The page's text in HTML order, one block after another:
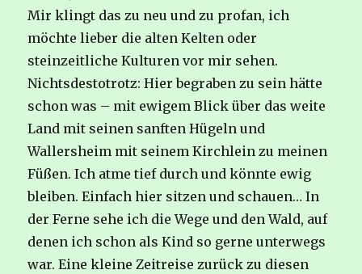
Mir klingt das zu neu und zu profan, ich
möchte lieber die alten Kelten oder
steinzeitliche Kulturen vor mir sehen.
Nichtsdestotrotz: Hier begraben zu sein hätte
schon was – mit ewigem Blick über das weite
Land mit seinen sanften Hügeln und
Wallersheim mit seinem Kirchlein zu meinen
Füßen. Ich atme tief durch und könnte ewig
bleiben. Einfach hier sitzen und schauen… In
der Ferne sehe ich die Wege und den Wald, auf
denen ich schon als Kind so gerne unterwegs
war. Eine kleine Zeitreise zurück zu diesen